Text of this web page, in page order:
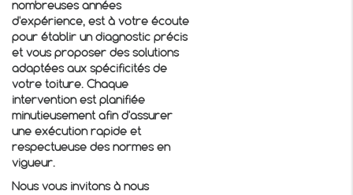
nombreuses années
d'expérience, est à votre écoute
pour établir un diagnostic précis
et vous proposer des solutions
adaptées aux spécificités de
votre toiture. Chaque
intervention est planifiée
minutieusement afin d'assurer
une exécution rapide et
respectueuse des normes en
vigueur.
Nous vous invitons à nous